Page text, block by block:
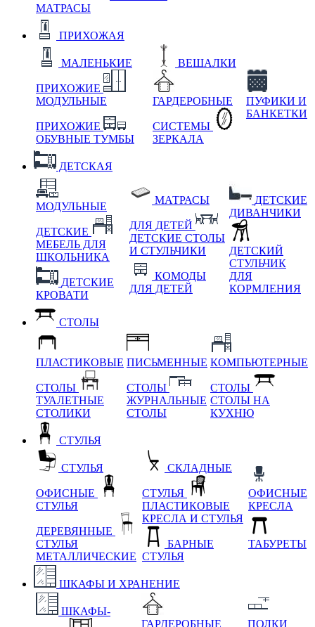
МАТРАСЫ
ПРИХОЖАЯ
МАЛЕНЬКИЕ
ПРИХОЖИЕ
МОДУЛЬНЫЕ
ПРИХОЖИЕ
ОБУВНЫЕ ТУМБЫ
ВЕШАЛКИ
ГАРДЕРОБНЫЕ
СИСТЕМЫ
ЗЕРКАЛА
ПУФИКИ И
БАНКЕТКИ
ДЕТСКАЯ
МОДУЛЬНЫЕ
ДЕТСКИЕ
МЕБЕЛЬ ДЛЯ
ШКОЛЬНИКА
ДЕТСКИЕ
КРОВАТИ
МАТРАСЫ
ДЛЯ ДЕТЕЙ
ДЕТСКИЕ СТОЛЫ
И СТУЛЬЧИКИ
КОМОДЫ
ДЛЯ ДЕТЕЙ
ДЕТСКИЕ
ДИВАНЧИКИ
ДЕТСКИЙ
СТУЛЬЧИК
ДЛЯ
КОРМЛЕНИЯ
СТОЛЫ
ПЛАСТИКОВЫЕ
СТОЛЫ
ТУАЛЕТНЫЕ
СТОЛИКИ
ПИСЬМЕННЫЕ
СТОЛЫ
ЖУРНАЛЬНЫЕ
СТОЛЫ
КОМПЬЮТЕРНЫЕ
СТОЛЫ
СТОЛЫ НА
КУХНЮ
СТУЛЬЯ
СТУЛЬЯ
ОФИСНЫЕ
СТУЛЬЯ
ДЕРЕВЯННЫЕ
СТУЛЬЯ
МЕТАЛЛИЧЕСКИЕ
СКЛАДНЫЕ
СТУЛЬЯ
ПЛАСТИКОВЫЕ
КРЕСЛА И СТУЛЬЯ
БАРНЫЕ
СТУЛЬЯ
ОФИСНЫЕ
КРЕСЛА
ТАБУРЕТЫ
ШКАФЫ И ХРАНЕНИЕ
ШКАФЫ-
ГАРДЕРОБНЫЕ
ПОЛКИ